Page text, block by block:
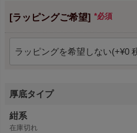
[ラッピングご希望]
厚底タイプ
紺系
在庫切れ